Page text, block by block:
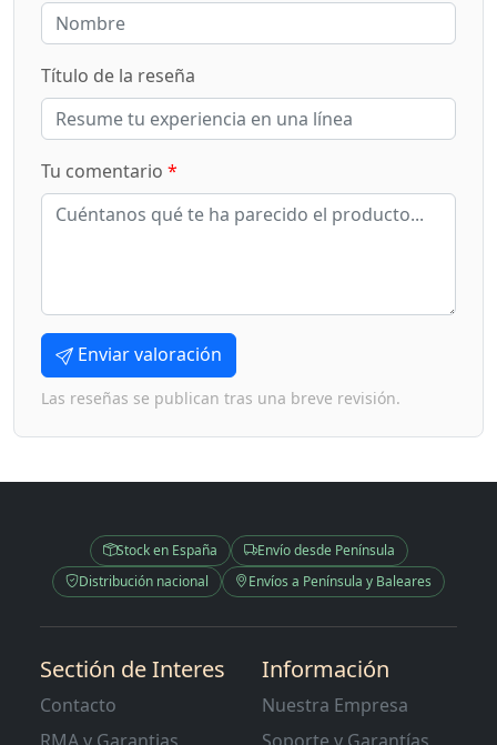
Título de la reseña
Tu comentario *
Enviar valoración
Las reseñas se publican tras una breve revisión.
Stock en España
Envío desde Península
Distribución nacional
Envíos a Península y Baleares
Sectión de Interes
Contacto
RMA y Garantias
Información
Nuestra Empresa
Soporte y Garantías